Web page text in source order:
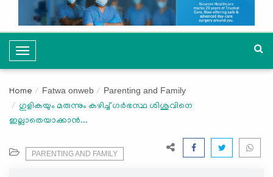
T
o
g
l
e
Home Fatwa onweb Parenting and Family
ഗുളികയും മരുന്നും കഴിച്ച് ഗര്‍ഭസ്ഥ ശിശുവിനെ
ഇല്ലാതെയാക്കാൻ...
PARENTING AND FAMILY